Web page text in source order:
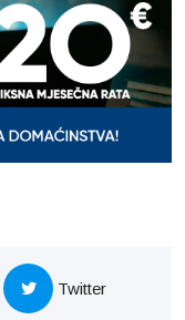
Twitter